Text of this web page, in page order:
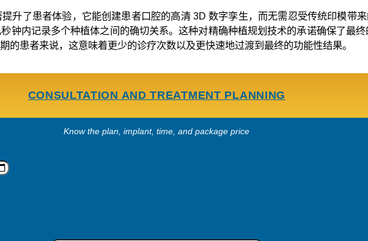
升了患者体验，它能创建患者口腔的高清 3D 数字孪生，而无需忍受传统印模带
钟内记录多个种植体之间的确切关系。这种对精确种植规划技术的承诺确保了最
患者来说，这意味着更少的诊疗次数以及更快速地过渡到最终的功能性结果。
CONSULTATION AND TREATMENT PLANNING
Know the plan, implant, time, and package price